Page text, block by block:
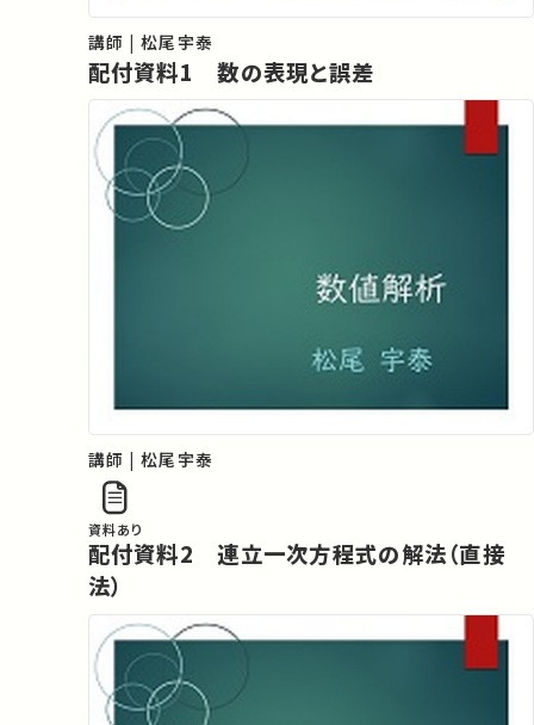
講師 | 松尾宇泰
配付資料1 数の表現と誤差
講師 | 松尾宇泰
資料あり
配付資料2 連立一次方程式の解法（直接
法）